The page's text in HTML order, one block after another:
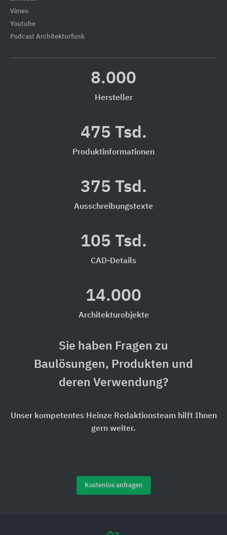
Vimeo
Youtube
Podcast Architekturfunk
8.000
Hersteller
475 Tsd.
Produktinformationen
375 Tsd.
Ausschreibungstexte
105 Tsd.
CAD-Details
14.000
Architekturobjekte
Sie haben Fragen zu
Baulösungen, Produkten und
deren Verwendung?
Unser kompetentes Heinze Redaktionsteam hilft Ihnen
gern weiter.
Kostenlos anfragen